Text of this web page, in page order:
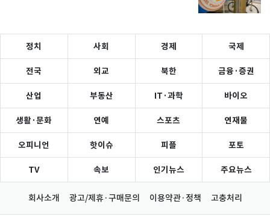
정치 사회 경제 국제
전국 외교 북한 금융·증권
산업 부동산 IT·과학 바이오
생활·문화 연예 스포츠 연재물
오피니언 핫이슈 피플 포토
TV 속보 인기뉴스 주요뉴스
회사소개 광고/제휴·구매문의 이용약관·정책 고충처리